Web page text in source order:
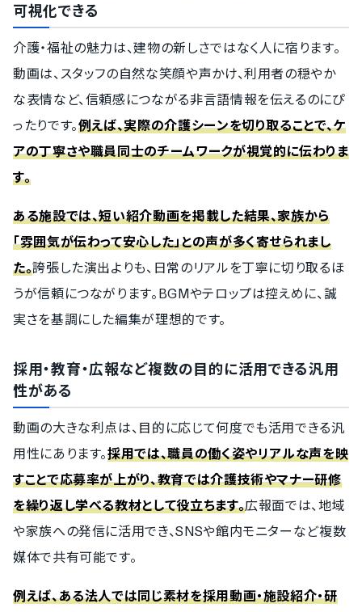
可視化できる
介護・福祉の魅力は、建物の新しさではなく人に宿ります。
動画は、スタッフの自然な笑顔や声かけ、利用者の穏やか
な表情など、信頼感につながる非言語情報を伝えるのにぴ
ったりです。例えば、実際の介護シーンを切り取ることで、ケ
アの丁寧さや職員同士のチームワークが視覚的に伝わりま
す。
ある施設では、短い紹介動画を掲載した結果、家族から
「雰囲気が伝わって安心した」との声が多く寄せられまし
た。誇張した演出よりも、日常のリアルを丁寧に切り取るほ
うが信頼につながります。BGMやテロップは控えめに、誠
実さを基調にした編集が理想的です。
採用・教育・広報など複数の目的に活用できる汎用
性がある
動画の大きな利点は、目的に応じて何度でも活用できる汎
用性にあります。採用では、職員の働く姿やリアルな声を映
すことで応募率が上がり、教育では介護技術やマナー研修
を繰り返し学べる教材として役立ちます。広報面では、地域
や家族への発信に活用でき、SNSや館内モニターなど複数
媒体で共有可能です。
例えば、ある法人では同じ素材を採用動画・施設紹介・研